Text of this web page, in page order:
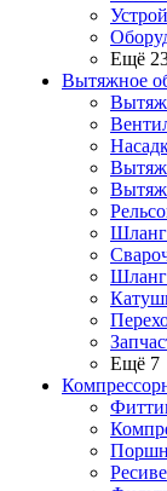
Ещё
Вытяжное
Ещё 7